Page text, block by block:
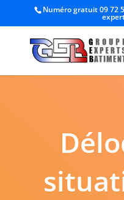
Numéro gratuit 09 72